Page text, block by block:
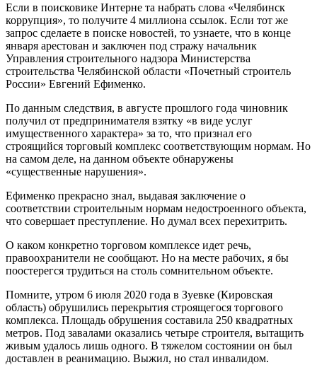
Если в поисковике Интерне та набрать слова «Челябинск
коррупция», то получите 4 миллиона ссылок. Если тот же
запрос сделаете в поиске новостей, то узнаете, что в конце
января арестован и заключен под стражу начальник
Управления строительного надзора Министерства
строительства Челябинской области «Почетный строитель
России» Евгений Ефименко.
По данным следствия, в августе прошлого года чиновник
получил от предпринимателя взятку «в виде услуг
имущественного характера» за то, что признал его
строящийся торговый комплекс соответствующим нормам. Но
на самом деле, на данном объекте обнаружены
«существенные нарушения».
Ефименко прекрасно знал, выдавая заключение о
соответствии строительным нормам недостроенного объекта,
что совершает преступление. Но думал всех перехитрить.
О каком конкретно торговом комплексе идет речь,
правоохранители не сообщают. Но на месте рабочих, я бы
поостерегся трудиться на столь сомнительном объекте.
Помните, утром 6 июля 2020 года в Зуевке (Кировская
область) обрушились перекрытия строящегося торгового
комплекса. Площадь обрушения составила 250 квадратных
метров. Под завалами оказались четыре строителя, вытащить
живым удалось лишь одного. В тяжелом состоянии он был
доставлен в реанимацию. Выжил, но стал инвалидом.